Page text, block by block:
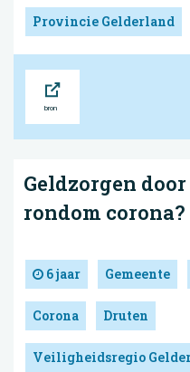
Provincie Gelderland
Geldzorgen
rondom corona?
6 jaar Gemeente
Corona Druten
Veiligheidsregio